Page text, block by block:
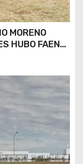
MORENO
HUBO FAENA